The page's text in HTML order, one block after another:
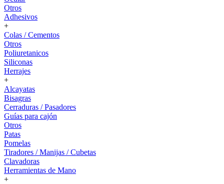
Otros
Adhesivos
+
Colas / Cementos
Otros
Poliuretanicos
Siliconas
Herrajes
+
Alcayatas
Bisagras
Cerraduras / Pasadores
Guías para cajón
Otros
Patas
Pomelas
Tiradores / Manijas / Cubetas
Clavadoras
Herramientas de Mano
+